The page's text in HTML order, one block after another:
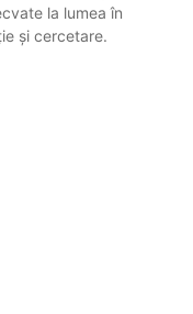
la lumea în
și cercetare.